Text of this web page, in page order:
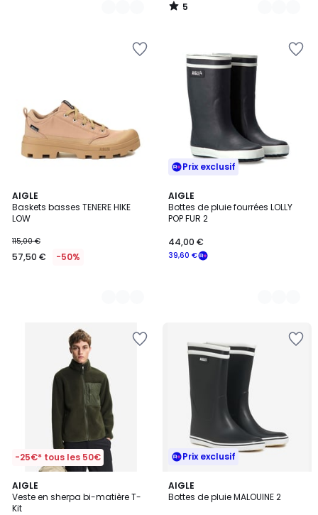
5
/
AIGLE
Baskets basses TENERE HIKE
LOW
115,00 €
57,50 € -50%
2
Couleurs
Prix exclusif
AIGLE
Bottes de pluie fourrées LOLLY
POP FUR 2
39,60 €
44,00 €
2
Couleurs
-25€* tous les 50€
AIGLE
Veste en sherpa bi-matière T-
Kit
Prix exclusif
AIGLE
Bottes de pluie MALOUINE 2
4,6
/ 5